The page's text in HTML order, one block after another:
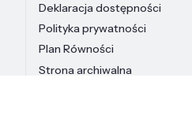
Deklaracja dostępności
Polityka prywatności
Plan Równości
Strona archiwalna